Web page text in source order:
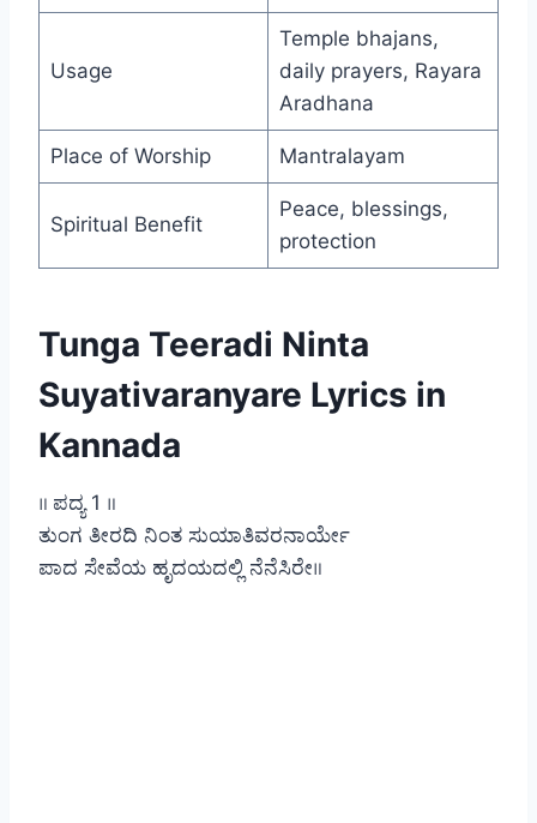
Usage
Temple bhajans,
daily prayers, Rayara
Aradhana
Place of Worship Mantralayam
Spiritual Benefit
Peace, blessings,
protection
Tunga Teeradi Ninta
Suyativaranyare Lyrics in
Kannada
॥ ಪದ್ಯ 1 ॥
ತುಂಗ ತೀರದಿ ನಿಂತ ಸುಯಾತಿವರನಾರ್ಯೇ
ಪಾದ ಸೇವೆಯ ಹೃದಯದಲ್ಲಿ ನೆನೆಸಿರೇ॥